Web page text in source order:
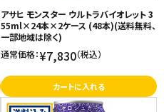
アサヒ モンスター ウルトラバイオレット 3
55ml×24本×2ケース (48本)(送料無料、
一部地域は除く)
通常価格：¥7,830（税込）
カートに入れる